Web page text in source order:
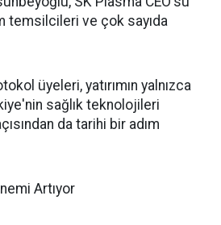
temsilcileri ve çok sayıda
üyeleri, yatırımın yalnızca
sağlık teknolojileri
da tarihi bir adım
Artıyor